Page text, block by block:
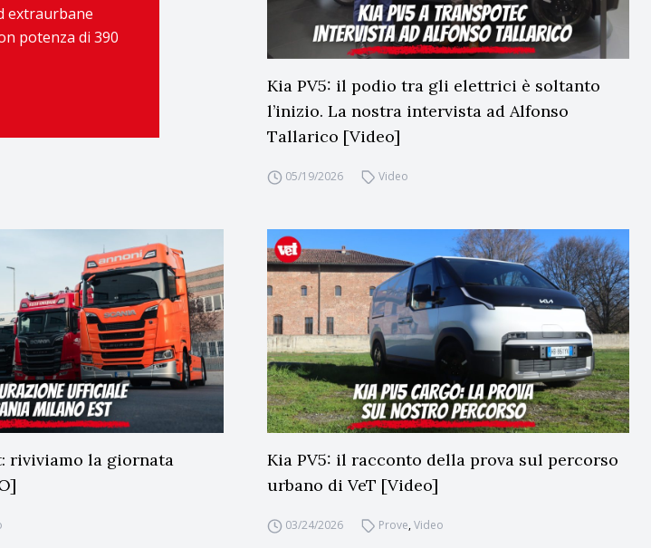
extraurbane
potenza di 390
Kia PV5: il podio tra gli elettrici è soltanto
l’inizio. La nostra intervista ad Alfonso
Tallarico [Video]
05/19/2026 Video
riviviamo la giornata
Kia PV5: il racconto della prova sul percorso
urbano di VeT [Video]
03/24/2026 Prove,Video